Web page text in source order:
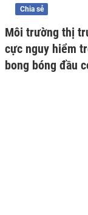
Chia sẻ
Môi trường thị
cực nguy hiểm
bong bóng đầu